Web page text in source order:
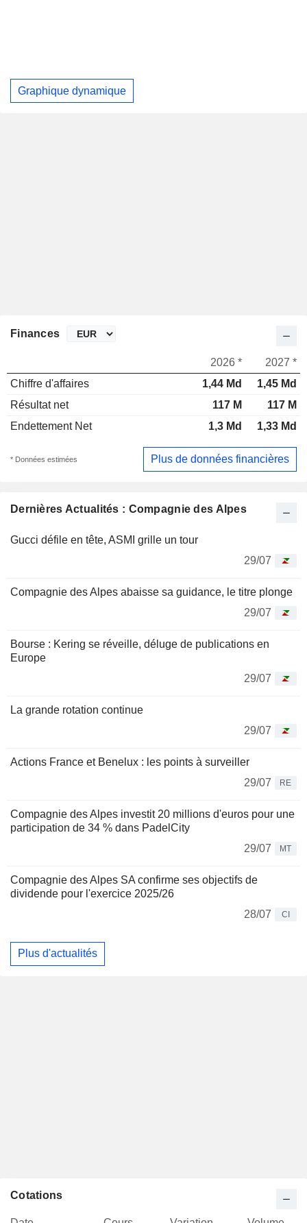
Graphique dynamique
Dernières Actualités : Compagnie des Alpes
Gucci défile en tête, ASMI grille un tour
29/07
Compagnie des Alpes abaisse sa guidance, le titre plonge
29/07
Bourse : Kering se réveille, déluge de publications en
Europe
29/07
La grande rotation continue
29/07
Actions France et Benelux : les points à surveiller
29/07
RE
Compagnie des Alpes investit 20 millions d'euros pour une
participation de 34 % dans PadelCity
29/07
MT
Compagnie des Alpes SA confirme ses objectifs de
dividende pour l'exercice 2025/26
28/07
CI
Plus d'actualités
Finances
2026 *
2027 *
Chiffre d'affaires
1,44 Md
1,45 Md
Résultat net
117 M
117 M
Endettement Net
1,3 Md 1,33 Md
* Données estimées Plus de données financières
Cotations